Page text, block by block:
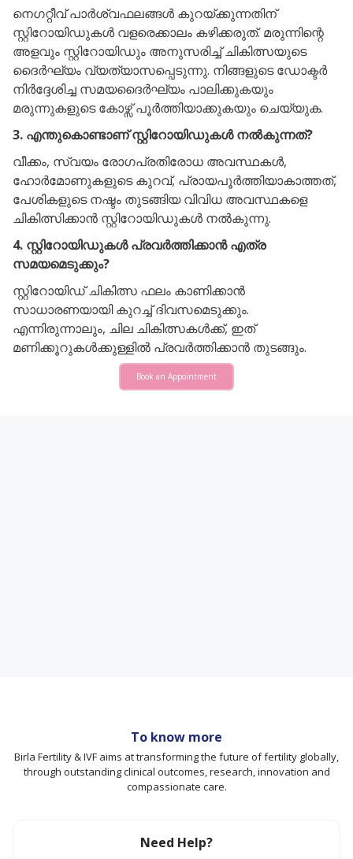
നെഗറ്റീവ് പാർശ്വഫലങ്ങൾ കുറയ്ക്കുന്നതിന്
സ്റ്റിറോയിഡുകൾ വളരെക്കാലം കഴിക്കരുത്. മരുന്നിന്റെ
അളവും സ്റ്റിറോയിഡും അനുസരിച്ച് ചികിത്സയുടെ
ദൈർഘ്യം വ്യത്യാസപ്പെടുന്നു. നിങ്ങളുടെ ഡോക്ടർ
നിർദ്ദേശിച്ച സമയദൈർഘ്യം പാലിക്കുകയും
മരുന്നുകളുടെ കോഴ്സ് പൂർത്തിയാക്കുകയും ചെയ്യുക.
3. എന്തുകൊണ്ടാണ് സ്റ്റിറോയിഡുകൾ നൽകുന്നത്?
വീക്കം, സ്വയം രോഗപ്രതിരോധ അവസ്ഥകൾ,
ഹോർമോണുകളുടെ കുറവ്, പ്രായപൂർത്തിയാകാത്തത്,
പേശികളുടെ നഷ്ടം തുടങ്ങിയ വിവിധ അവസ്ഥകളെ
ചികിത്സിക്കാൻ സ്റ്റിറോയിഡുകൾ നൽകുന്നു.
4. സ്റ്റിറോയിഡുകൾ പ്രവർത്തിക്കാൻ എത്ര
സമയമെടുക്കും?
സ്റ്റിറോയിഡ് ചികിത്സ ഫലം കാണിക്കാൻ
സാധാരണയായി കുറച്ച് ദിവസമെടുക്കും.
എന്നിരുന്നാലും, ചില ചികിത്സകൾക്ക്, ഇത്
മണിക്കൂറുകൾക്കുള്ളിൽ പ്രവർത്തിക്കാൻ തുടങ്ങും.
Book an Appointment
To know more
Birla Fertility & IVF aims at transforming the future of fertility globally,
through outstanding clinical outcomes, research, innovation and
compassionate care.
Need Help?